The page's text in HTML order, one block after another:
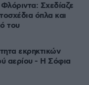
Σχεδίαζε
όπλα και
του
εκρηκτικών
αερίου - Η Σόφια